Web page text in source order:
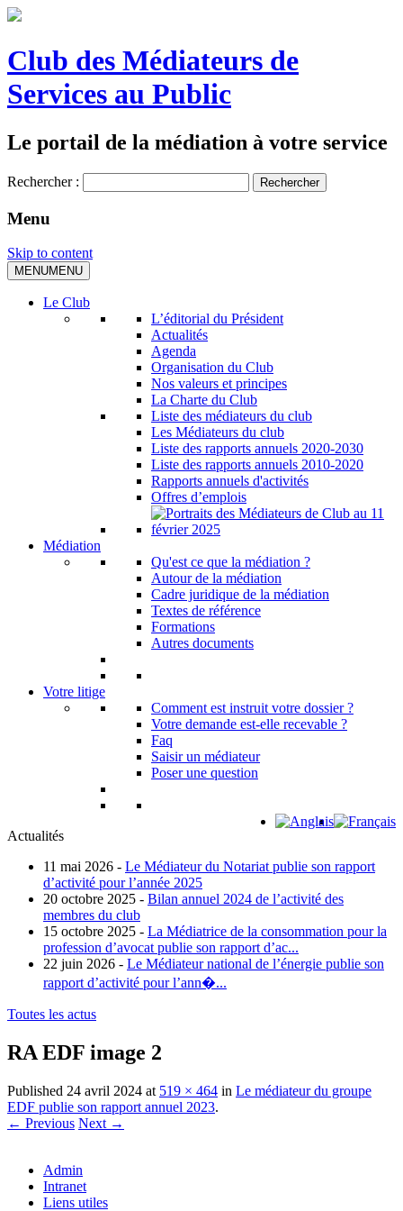
Club des Médiateurs de
Services au Public
Le portail de la médiation à votre service
Rechercher :
Menu
Skip to content
MENUMENU
Le Club
L’éditorial du Président
Actualités
Agenda
Organisation du Club
Nos valeurs et principes
La Charte du Club
Liste des médiateurs du club
Les Médiateurs du club
Liste des rapports annuels 2020-2030
Liste des rapports annuels 2010-2020
Rapports annuels d'activités
Offres d’emplois
Médiation
Qu'est ce que la médiation ?
Autour de la médiation
Cadre juridique de la médiation
Textes de référence
Formations
Autres documents
Votre litige
Comment est instruit votre dossier ?
Votre demande est-elle recevable ?
Faq
Saisir un médiateur
Poser une question
Actualités
11 mai 2026 - Le Médiateur du Notariat publie son rapport
d’activité pour l’année 2025
20 octobre 2025 - Bilan annuel 2024 de l’activité des
membres du club
15 octobre 2025 - La Médiatrice de la consommation pour la
profession d’avocat publie son rapport d’ac...
22 juin 2026 - Le Médiateur national de l’énergie publie son
rapport d’activité pour l’ann�...
Toutes les actus
RA EDF image 2
Published 24 avril 2024 at 519 × 464 in Le médiateur du groupe
EDF publie son rapport annuel 2023.
← Previous Next →
Admin
Intranet
Liens utiles